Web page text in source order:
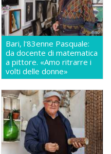
Bari, l'83enne Pasquale:
da docente di matematica
a pittore. «Amo ritrarre i
volti delle donne»